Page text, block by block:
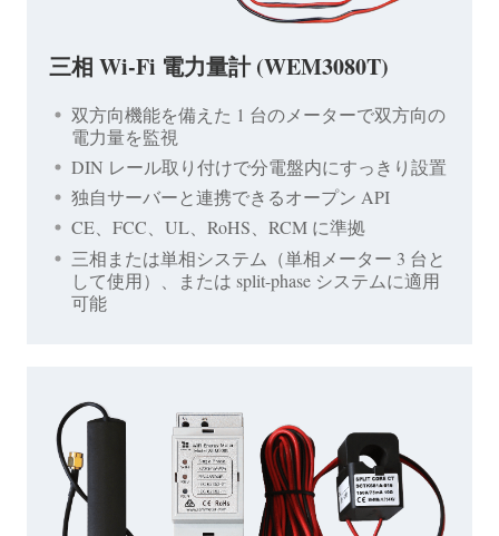
三相 Wi-Fi 電力量計 (WEM3080T)
双方向機能を備えた 1 台のメーターで双方向の
電力量を監視
DIN レール取り付けで分電盤内にすっきり設置
独自サーバーと連携できるオープン API
CE、FCC、UL、RoHS、RCM に準拠
三相または単相システム（単相メーター 3 台と
して使用）、または split-phase システムに適用
可能